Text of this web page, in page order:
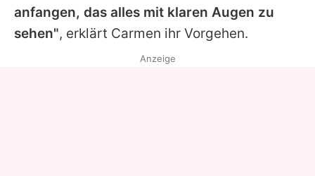
anfangen, das alles mit klaren Augen zu
sehen", erklärt Carmen ihr Vorgehen.
Anzeige